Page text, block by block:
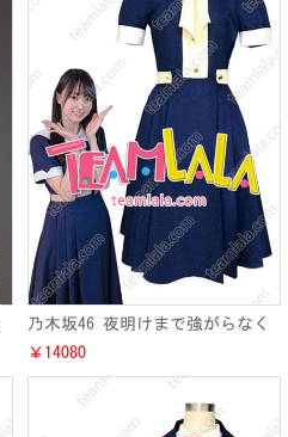
乃木坂46 夜明けまで強がらなく
てもいい 仮装 乃木坂46 24thシ
ングル コスプレ衣装 制服
￥14080